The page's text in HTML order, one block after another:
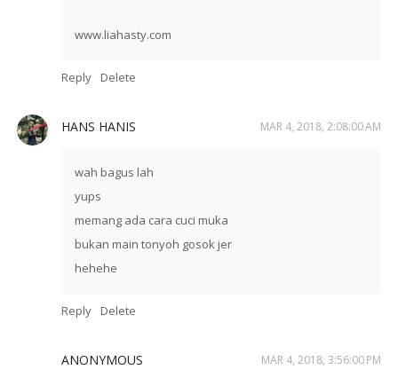
www.liahasty.com
Reply Delete
HANS HANIS MAR 4, 2018, 2:08:00 AM
wah bagus lah
yups
memang ada cara cuci muka
bukan main tonyoh gosok jer
hehehe
Reply Delete
ANONYMOUS MAR 4, 2018, 3:56:00 PM